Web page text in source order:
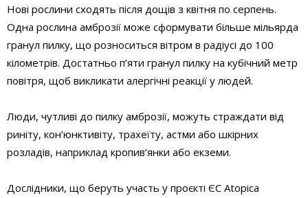
Нові рослини сходять після дощів з квітня по серпень.
Одна рослина амброзії може сформувати більше мільярда
гранул пилку, що розноситься вітром в радіусі до 100
кілометрів. Достатньо п’яти гранул пилку на кубічний метр
повітря, щоб викликати алергічні реакції у людей.
Люди, чутливі до пилку амброзії, можуть страждати від
риніту, кон’юнктивіту, трахеїту, астми або шкірних
розладів, наприклад кропив’янки або екземи.
Дослідники, що беруть участь у проєкті ЄС Atopica